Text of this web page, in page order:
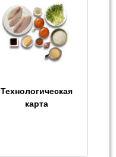
Технологическая
карта